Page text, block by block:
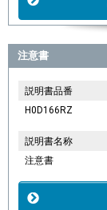
注意書
説明書品番
H0D166RZ
説明書名称
注意書